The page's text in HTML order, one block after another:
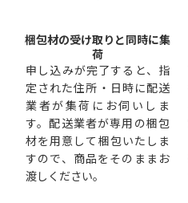
梱包材の受け取りと同時に集
荷
申し込みが完了すると、指
定された住所・日時に配送
業者が集荷にお伺いしま
す。配送業者が専用の梱包
材を用意して梱包いたしま
すので、商品をそのままお
渡しください。